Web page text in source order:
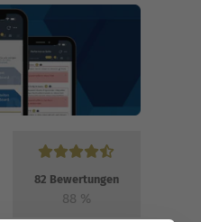
82 Bewertungen
88 %